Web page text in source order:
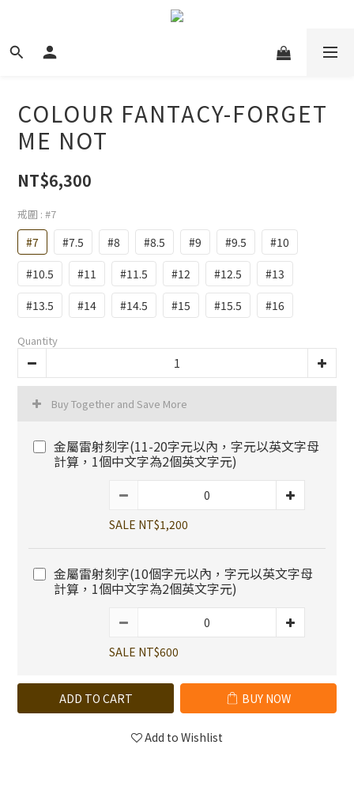
COLOUR FANTACY-FORGET
ME NOT
NT$6,300
戒圍 : #7
#7 #7.5 #8 #8.5 #9 #9.5
#10
#10.5
#11 #11.5 #12 #12.5
#13
#13.5
#14 #14.5 #15 #15.5 #16
Quantity
Buy Together and Save More
金屬雷射刻字(11-20字元以內，字元以英文字母
計算，1個中文字為2個英文字元)
SALE NT$1,200
金屬雷射刻字(10個字元以內，字元以英文字母
計算，1個中文字為2個英文字元)
SALE NT$600
ADD TO CART BUY NOW
Add to Wishlist